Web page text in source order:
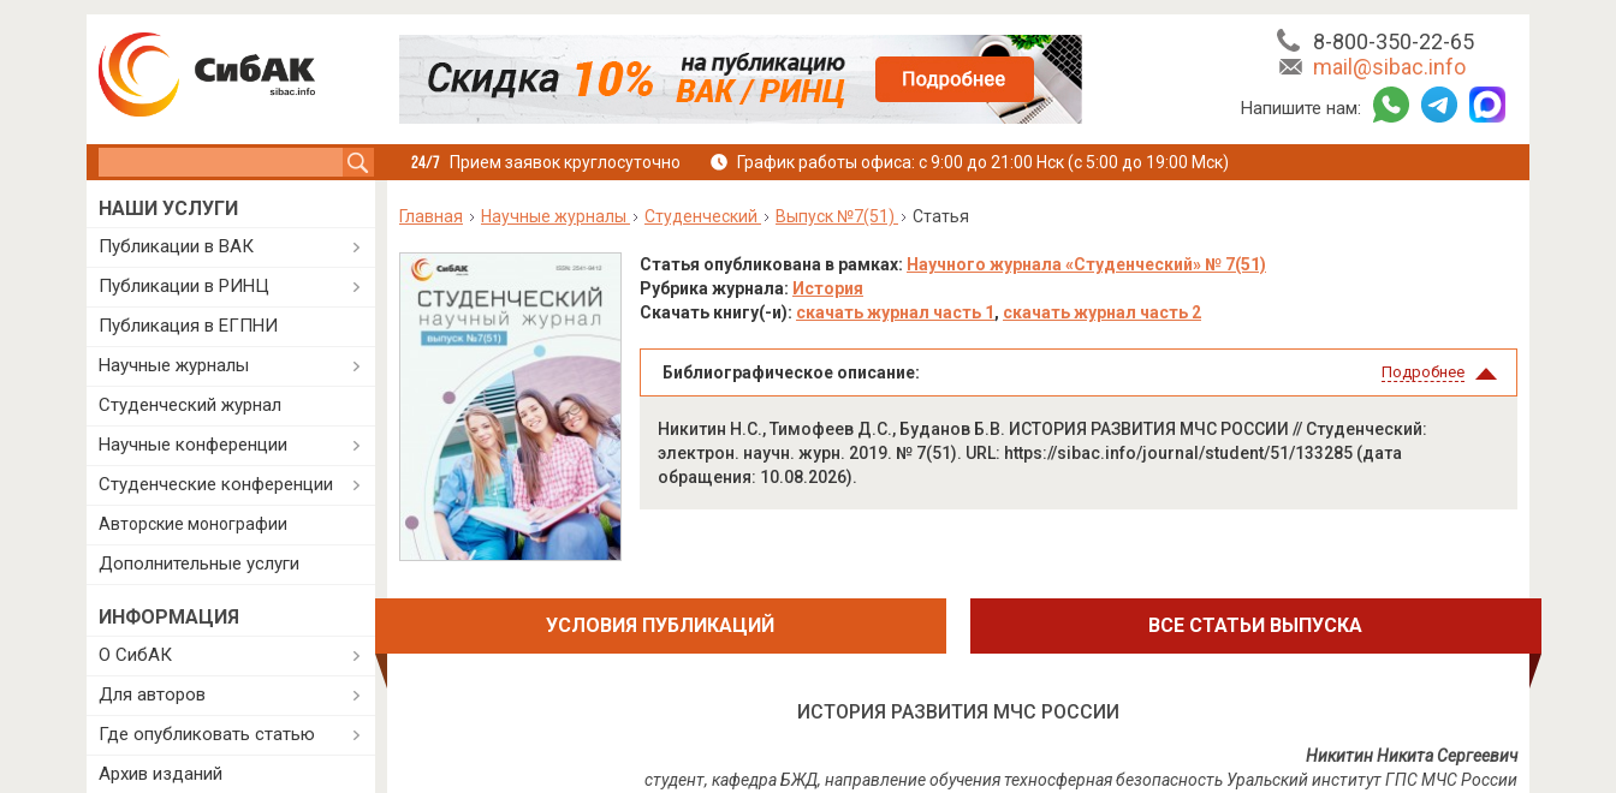
8-800-350-22-65
mail@sibac.info
Напишите нам:
Прием заявок круглосуточно График работы офиса: с 9:00 до 21:00 Нск (с 5:00 до 19:00 Мск)
Главная Научные журналы Студенческий Выпуск №7(51) Статья
Статья опубликована в рамках: Научного журнала «Студенческий» № 7(51)
Рубрика журнала: История
Скачать книгу(-и): скачать журнал часть 1 , скачать журнал часть 2
Библиографическое описание: Подробнее
Никитин Н.С., Тимофеев Д.С., Буданов Б.В. ИСТОРИЯ РАЗВИТИЯ МЧС РОССИИ // Студенческий:
электрон. научн. журн. 2019. № 7(51). URL: https://sibac.info/journal/student/51/133285 (дата
обращения: 10.08.2026).
УСЛОВИЯ ПУБЛИКАЦИЙ ВСЕ СТАТЬИ ВЫПУСКА
ИСТОРИЯ РАЗВИТИЯ МЧС РОССИИ
Никитин Никита Сергеевич
студент, кафедра БЖД, направление обучения техносферная безопасность Уральский институт ГПС МЧС России
НАШИ УСЛУГИ
Публикации в ВАК
Публикации в РИНЦ
Публикация в ЕГПНИ
Научные журналы
Студенческий журнал
Научные конференции
Студенческие конференции
Авторские монографии
Дополнительные услуги
ИНФОРМАЦИЯ
О СибАК
Для авторов
Где опубликовать статью
Архив изданий